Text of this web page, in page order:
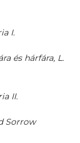
I.
és hárfára, L.
II.
Sorrow